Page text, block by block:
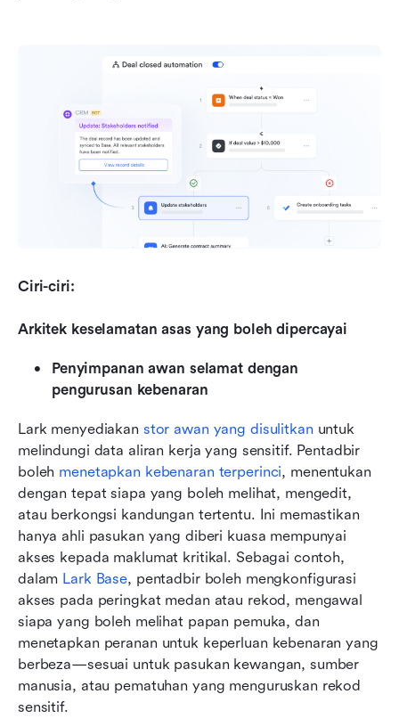
Ciri-ciri:
Arkitek keselamatan asas yang boleh dipercayai
Penyimpanan awan selamat dengan
pengurusan kebenaran
Lark menyediakan stor awan yang disulitkan untuk
melindungi data aliran kerja yang sensitif. Pentadbir
boleh menetapkan kebenaran terperinci, menentukan
dengan tepat siapa yang boleh melihat, mengedit,
atau berkongsi kandungan tertentu. Ini memastikan
hanya ahli pasukan yang diberi kuasa mempunyai
akses kepada maklumat kritikal. Sebagai contoh,
dalam Lark Base, pentadbir boleh mengkonfigurasi
akses pada peringkat medan atau rekod, mengawal
siapa yang boleh melihat papan pemuka, dan
menetapkan peranan untuk keperluan kebenaran yang
berbeza—sesuai untuk pasukan kewangan, sumber
manusia, atau pematuhan yang menguruskan rekod
sensitif.